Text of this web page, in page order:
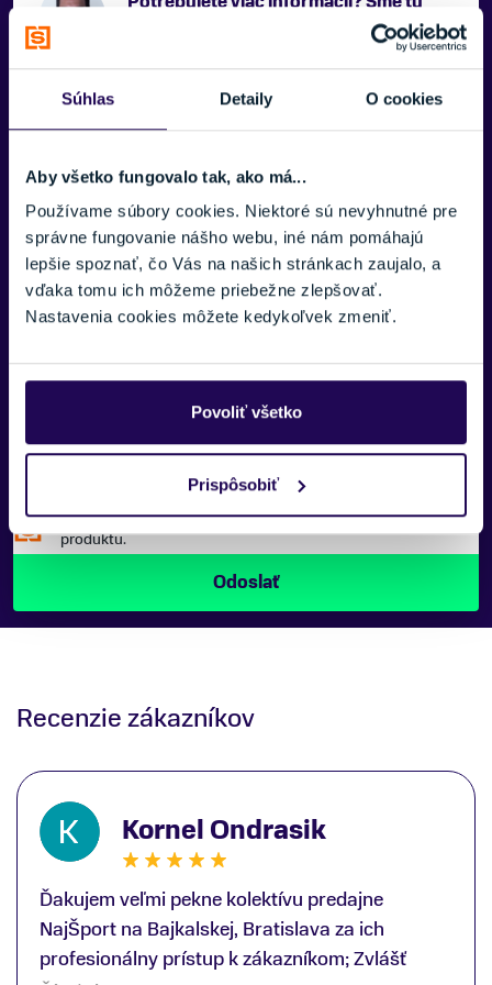
Súhlas Detaily O cookies
Aby všetko fungovalo tak, ako má...
Používame súbory cookies. Niektoré sú nevyhnutné pre
správne fungovanie nášho webu, iné nám pomáhajú
lepšie spoznať, čo Vás na našich stránkach zaujalo, a
vďaka tomu ich môžeme priebežne zlepšovať.
Nastavenia cookies môžete kedykoľvek zmeniť.
Povoliť všetko
Prispôsobiť
E-MAIL:
TELEFÓNNE ČÍSLO:
SPRÁVA:
Náš špecialista vám, čo najskôr zavolá ohľadom tohto
produktu.
Recenzie zákazníkov
Kornel Ondrasik
Ďakujem veľmi pekne kolektívu predajne
NajŠport na Bajkalskej, Bratislava za ich
profesionálny prístup k zákazníkom; Zvlášť